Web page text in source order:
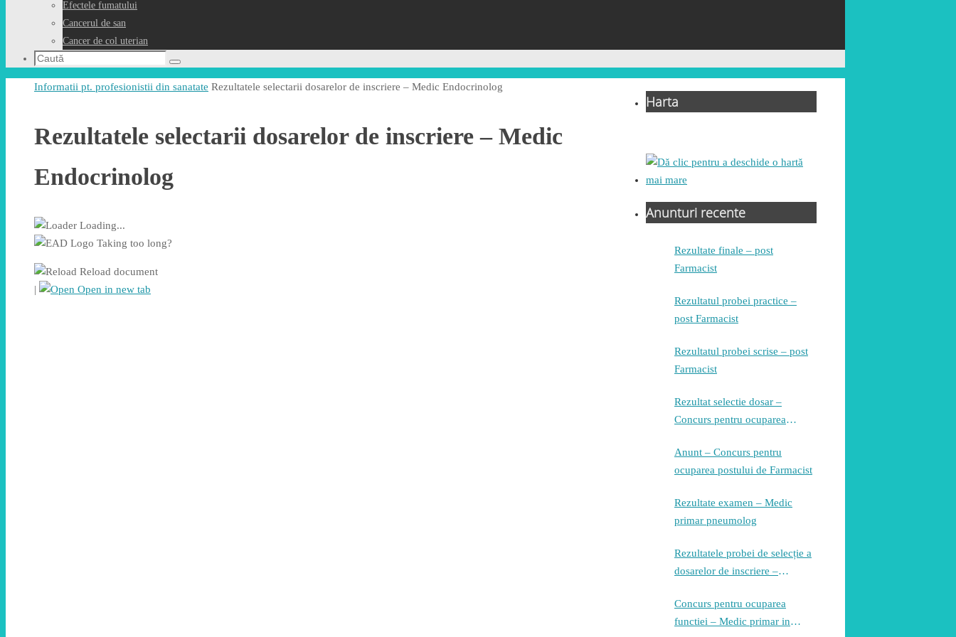
Efectele fumatului
Cancerul de san
Cancer de col uterian
Caută
Caută
Prima
Informatii pt. profesionistii din sanatate Rezultatele selectarii dosarelor de inscriere – Medic Endocrinolog
Rezultatele selectarii dosarelor de inscriere – Medic
Endocrinolog
Loading...
Taking too long?
Reload document
|
Open in new tab
Harta
Anunturi recente
Rezultate finale – post
Farmacist
Rezultatul probei practice –
post Farmacist
Rezultatul probei scrise – post
Farmacist
Rezultat selectie dosar –
Concurs pentru ocuparea
Anunt – Concurs pentru
ocuparea postului de Farmacist
Rezultate examen – Medic
primar pneumolog
Rezultatele probei de selecție a
dosarelor de inscriere –
postului de medic pneumolog
Concurs pentru ocuparea
functiei – Medic primar in